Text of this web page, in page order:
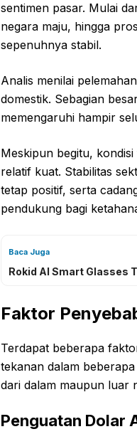
sentimen pasar. Mulai
negara maju, hingga
sepenuhnya stabil.
Analis menilai
domestik. Sebagian
memengaruhi hampir
Meskipun begitu,
relatif kuat. Stabilitas
tetap positif, serta
pendukung bagi
Baca Juga
Rokid AI Smart Glasses
Faktor
Terdapat beberapa
tekanan dalam
dari dalam maupun luar
Penguatan Dolar